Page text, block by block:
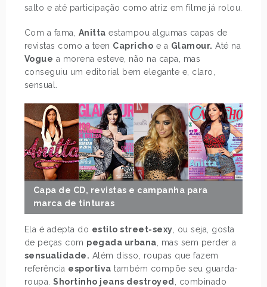
salto e até participação como atriz em filme já rolou.
Com a fama, Anitta estampou algumas capas de
revistas como a teen Capricho e a Glamour. Até na
Vogue a morena esteve, não na capa, mas
conseguiu um editorial bem elegante e, claro,
sensual.
Capa de CD, revistas e campanha para
marca de tinturas
Ela é adepta do estilo street-sexy , ou seja, gosta
de peças com pegada urbana , mas sem perder a
sensualidade. Além disso, roupas que fazem
referência esportiva também compõe seu guarda-
roupa.Shortinho jeans destroyed
, combinado